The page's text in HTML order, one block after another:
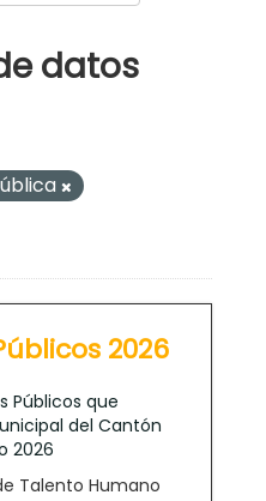
datos
2026
Públicos que
del Cantón
2026
Talento Humano